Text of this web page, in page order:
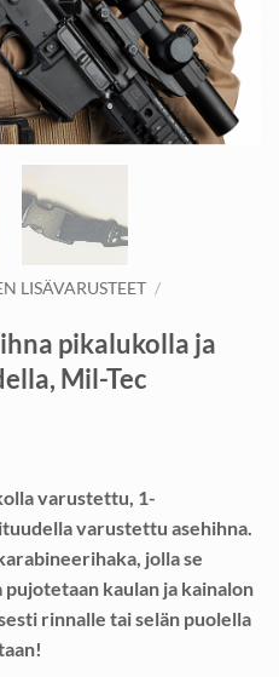
LISÄVARUSTEET /
pikalukolla ja
Mil-Tec
varustettu, 1-
varustettu asehihna.
jolla se
kaulan ja kainalon
rinnalle tai selän puolella